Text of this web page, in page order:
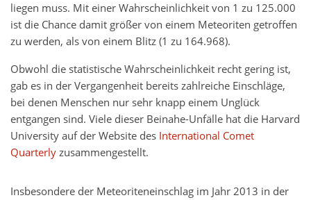
liegen muss. Mit einer Wahrscheinlichkeit von 1 zu 125.000
ist die Chance damit größer von einem Meteoriten getroffen
zu werden, als von einem Blitz (1 zu 164.968).
Obwohl die statistische Wahrscheinlichkeit recht gering ist,
gab es in der Vergangenheit bereits zahlreiche Einschläge,
bei denen Menschen nur sehr knapp einem Unglück
entgangen sind. Viele dieser Beinahe-Unfälle hat die Harvard
University auf der Website des International Comet
Quarterlyzusammengestellt.
Insbesondere der Meteoriteneinschlag im Jahr 2013 in der